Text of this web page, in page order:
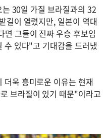
30일 가질 브라질과의 32
길이 열렸지만, 일본이 역대
면 그들이 진짜 우승 후보임
수 있다"고 기대감을 드러냈
욱 흥미로운 이유는 현재
브라질이 있기 때문"이라고